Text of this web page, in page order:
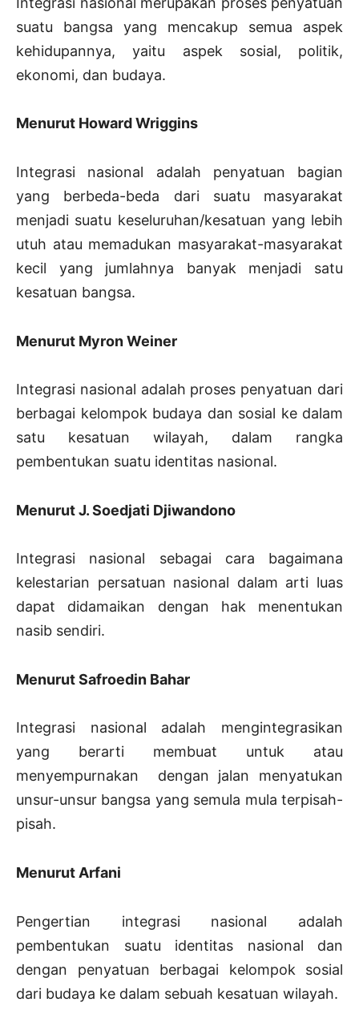
suatu bangsa yang mencakup semua aspek
kehidupannya, yaitu aspek sosial, politik,
ekonomi, dan budaya.
Menurut Howard Wriggins
Integrasi nasional adalah penyatuan bagian
yang berbeda-beda dari suatu masyarakat
menjadi suatu keseluruhan/kesatuan yang lebih
utuh atau memadukan masyarakat-masyarakat
kecil yang jumlahnya banyak menjadi satu
kesatuan bangsa.
Menurut Myron Weiner
Integrasi nasional adalah proses penyatuan dari
berbagai kelompok budaya dan sosial ke dalam
satu kesatuan wilayah, dalam rangka
pembentukan suatu identitas nasional.
Menurut J. Soedjati Djiwandono
Integrasi nasional sebagai cara bagaimana
kelestarian persatuan nasional dalam arti luas
dapat didamaikan dengan hak menentukan
nasib sendiri.
Menurut Safroedin Bahar
Integrasi nasional adalah mengintegrasikan
yang berarti membuat untuk atau
menyempurnakan dengan jalan menyatukan
unsur-unsur bangsa yang semula mula terpisah-
pisah.
Menurut Arfani
Pengertian integrasi nasional adalah
pembentukan suatu identitas nasional dan
dengan penyatuan berbagai kelompok sosial
dari budaya ke dalam sebuah kesatuan wilayah.